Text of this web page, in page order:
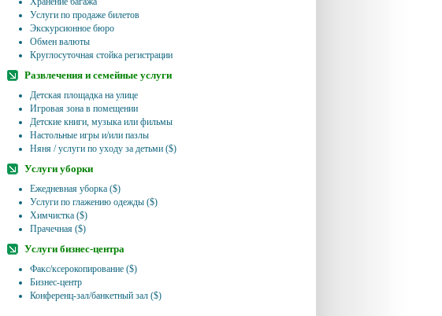
Услуги по продаже билетов
Экскурсионное бюро
Обмен валюты
Круглосуточная стойка регистрации
Развлечения и семейные услуги
Детская площадка на улице
Игровая зона в помещении
Детские книги, музыка или фильмы
Настольные игры и/или пазлы
Няня / услуги по уходу за детьми ($)
Услуги уборки
Ежедневная уборка ($)
Услуги по глажению одежды ($)
Химчистка ($)
Прачечная ($)
Услуги бизнес-центра
Факс/ксерокопирование ($)
Бизнес-центр
Конференц-зал/банкетный зал ($)